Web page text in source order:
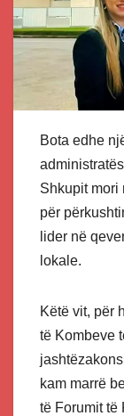
Bota edhe
Shkupit mori
për
lider në
lokale.
Këtë vit, për
të Kombeve
kam marrë
të Forumit të